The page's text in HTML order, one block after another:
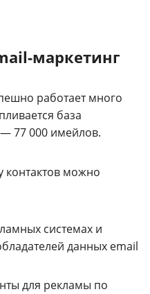
маркетинг
работает много
база
77 000 имейлов.
контактов можно
системах и
данных email
для рекламы по